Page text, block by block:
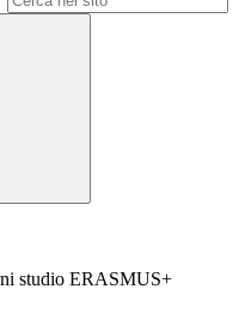
studio ERASMUS+